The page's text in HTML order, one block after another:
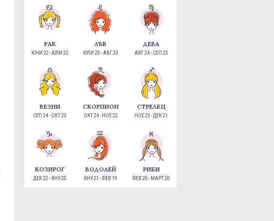
РАК
ЮНИ 22 - ЮЛИ 22
ЛЪВ
ЮЛИ 23 - АВГ 23
ДЕВА
АВГ 24 - СЕП 23
ВЕЗНИ
СЕП 24 - ОКТ 23
СКОРПИОН
ОКТ 24 - НОЕ 22
СТРЕЛЕЦ
НОЕ 23 - ДЕК 21
КОЗИРОГ
ДЕК 22 - ЯНУ 20
ВОДОЛЕЙ
ЯНУ 21 - ФЕВ 19
РИБИ
ФЕВ 20 - МАРТ 20